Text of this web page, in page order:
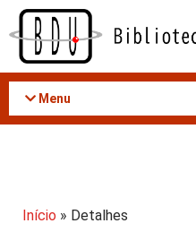
Acessar
conteúdo
Menu
Início » Detalhes